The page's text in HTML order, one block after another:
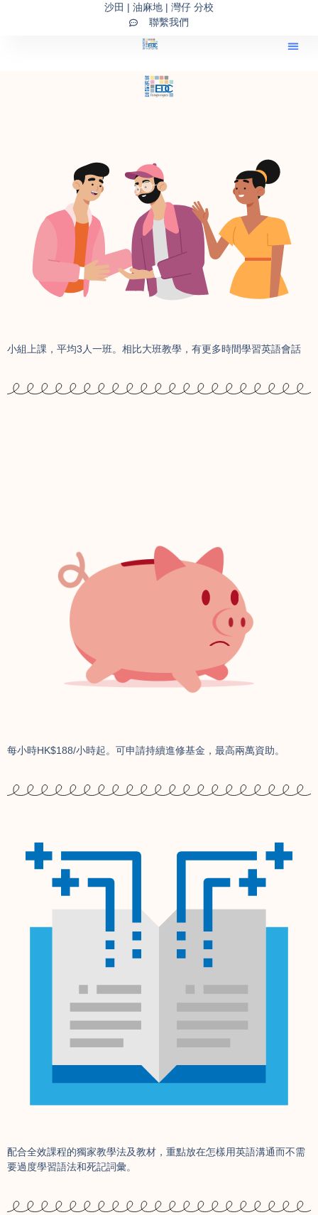
沙田 | 油麻地 | 灣仔 分校
聯繫我們
小組上課，平均3人一班。相比大班教學，有更多時間學習英語會話
每小時HK$188/小時起。可申請持續進修基金，最高兩萬資助。
配合全效課程的獨家教學法及教材，重點放在怎樣用英語溝通而不需
要過度學習語法和死記詞彙。